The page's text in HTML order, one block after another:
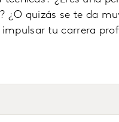
quizás se te da
tu carrera